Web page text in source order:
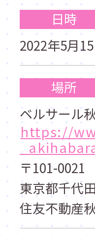
日時
2022年5月
場所
ベルサール
https://
〒101-0021
東京都千代
住友不動産